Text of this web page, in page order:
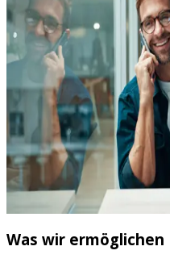
Was wir ermöglichen